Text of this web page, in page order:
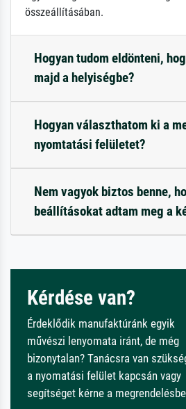
összeállításában.
Hogyan tudom eldönteni,
majd a helyiségbe?
Hogyan választhatom ki a
nyomtatási felületet?
Nem vagyok biztos benne,
beállításokat adtam meg a
Kérdése van?
Érdeklődik manufaktúránk egyik
művészi lenyomata iránt, de még
bizonytalan? Tanácsra van
a nyomatási felület kapcsán vagy
segítséget kérne a